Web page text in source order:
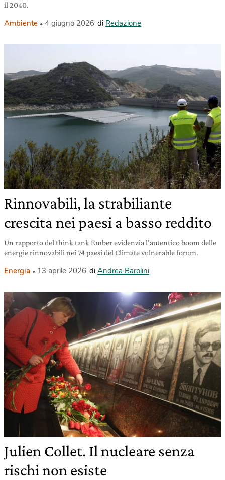
il 2040.
Ambiente 4 giugno 2026 di Redazione
Rinnovabili, la strabiliante
crescita nei paesi a basso reddito
Un rapporto del think tank Ember evidenzia l’autentico boom delle
energie rinnovabili nei 74 paesi del Climate vulnerable forum.
Energia 13 aprile 2026 di Andrea Barolini
Julien Collet. Il nucleare senza
rischi non esiste